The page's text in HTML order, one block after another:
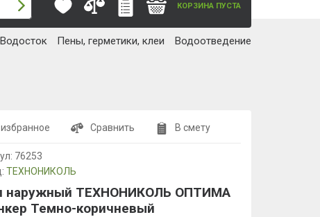
КОРЗИНА ПУСТА
Водосток Пены, герметики, клеи Водоотведение
Сравнить В смету
76253
ТЕХНОНИКОЛЬ
наружный ТЕХНОНИКОЛЬ ОПТИМА
Темно-коричневый